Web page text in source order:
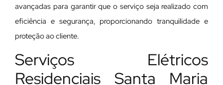
avançadas para garantir que o serviço seja realizado com
eficiência e segurança, proporcionando tranquilidade e
proteção ao cliente.
Serviços Elétricos
Residenciais Santa Maria